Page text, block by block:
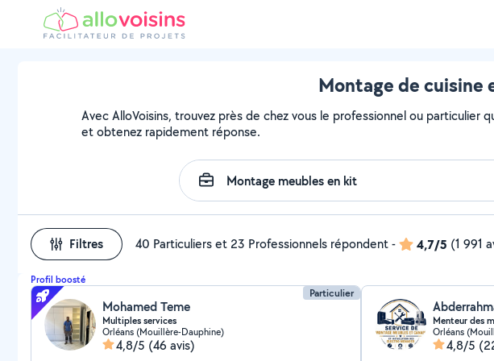
Montage de cuisine
Avec AlloVoisins, trouvez près de chez vous le professionnel ou
et obtenez rapidement réponse.
Filtres 40 Particuliers et 23 Professionnels répondent- 4,7/5 (1 991
Profil boosté
Particulier
Mohamed Teme
Multiples services
Orléans (Mouillère-Dauphine)
4,8/5 (46 avis)
Menteur des
Orléans
4,8/5